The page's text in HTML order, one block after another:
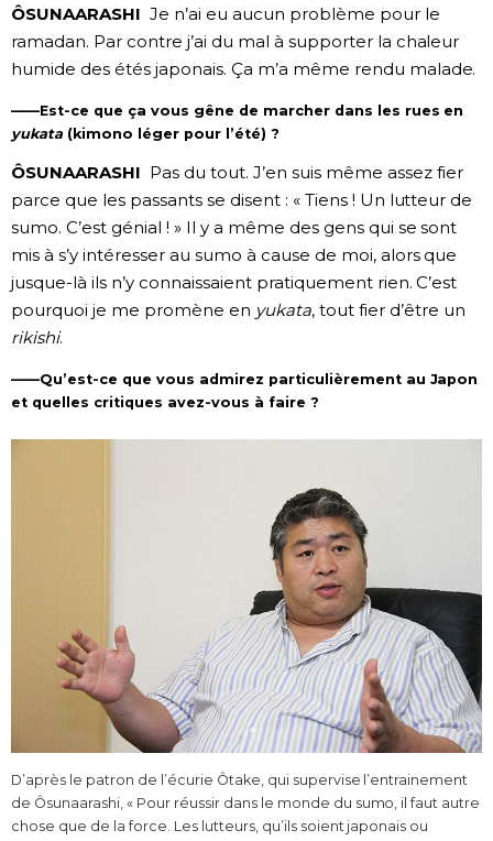
ÔSUNAARASHI Je n’ai eu aucun problème pour le
ramadan. Par contre j’ai du mal à supporter la chaleur
humide des étés japonais. Ça m’a même rendu malade.
——Est-ce que ça vous gêne de marcher dans les rues en
yukata(kimono léger pour l’été) ?
ÔSUNAARASHI Pas du tout. J’en suis même assez fier
parce que les passants se disent : « Tiens ! Un lutteur de
sumo. C’est génial ! » Il y a même des gens qui se sont
mis à s’y intéresser au sumo à cause de moi, alors que
jusque-là ils n’y connaissaient pratiquement rien. C’est
pourquoi je me promène en yukata, tout fier d’être un
rikishi.
——Qu’est-ce que vous admirez particulièrement au Japon
et quelles critiques avez-vous à faire ?
D’après le patron de l’écurie Ôtake, qui supervise l’entrainement
de Ôsunaarashi, « Pour réussir dans le monde du sumo, il faut autre
chose que de la force. Les lutteurs, qu’ils soient japonais ou